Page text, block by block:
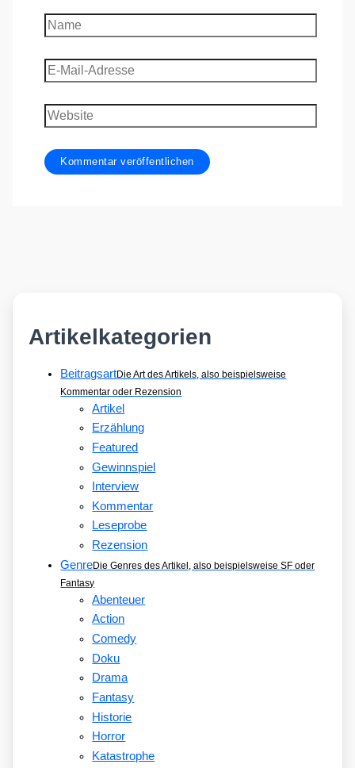
Name
E-
Mail-
Adresse
Website
Artikelkategorien
BeitragsartDie Art des Artikels, also beispielsweise
Kommentar oder Rezension
Artikel
Erzählung
Featured
Gewinnspiel
Interview
Kommentar
Leseprobe
Rezension
GenreDie Genres des Artikel, also beispielsweise SF oder
Fantasy
Abenteuer
Action
Comedy
Doku
Drama
Fantasy
Historie
Horror
Katastrophe